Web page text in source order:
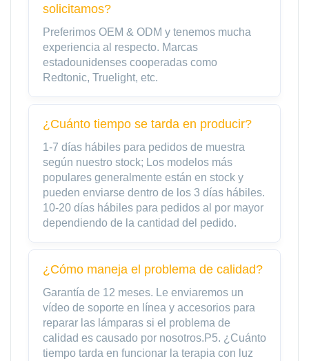
solicitamos?
Preferimos OEM & ODM y tenemos mucha
experiencia al respecto. Marcas
estadounidenses cooperadas como
Redtonic, Truelight, etc.
¿Cuánto tiempo se tarda en producir?
1-7 días hábiles para pedidos de muestra
según nuestro stock; Los modelos más
populares generalmente están en stock y
pueden enviarse dentro de los 3 días hábiles.
10-20 días hábiles para pedidos al por mayor
dependiendo de la cantidad del pedido.
¿Cómo maneja el problema de calidad?
Garantía de 12 meses. Le enviaremos un
vídeo de soporte en línea y accesorios para
reparar las lámparas si el problema de
calidad es causado por nosotros.P5. ¿Cuánto
tiempo tarda en funcionar la terapia con luz